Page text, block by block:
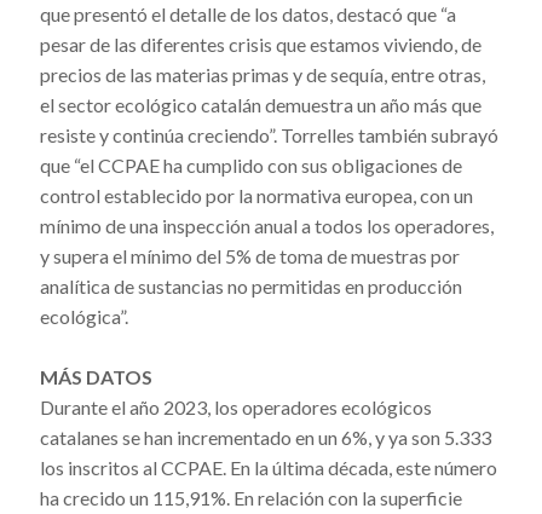
que presentó el detalle de los datos, destacó que “a
pesar de las diferentes crisis que estamos viviendo, de
precios de las materias primas y de sequía, entre otras,
el sector ecológico catalán demuestra un año más que
resiste y continúa creciendo”. Torrelles también subrayó
que “el CCPAE ha cumplido con sus obligaciones de
control establecido por la normativa europea, con un
mínimo de una inspección anual a todos los operadores,
y supera el mínimo del 5% de toma de muestras por
analítica de sustancias no permitidas en producción
ecológica”.
MÁS DATOS
Durante el año 2023, los operadores ecológicos
catalanes se han incrementado en un 6%, y ya son 5.333
los inscritos al CCPAE. En la última década, este número
ha crecido un 115,91%. En relación con la superficie